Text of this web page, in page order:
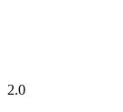
2.0